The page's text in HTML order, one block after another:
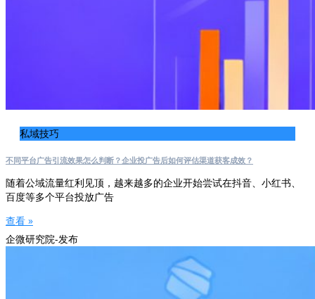
私域技巧
不同平台广告引流效果怎么判断？企业投广告后如何评估渠道获客成效？
随着公域流量红利见顶，越来越多的企业开始尝试在抖音、小红书、
百度等多个平台投放广告
查看 »
企微研究院-发布